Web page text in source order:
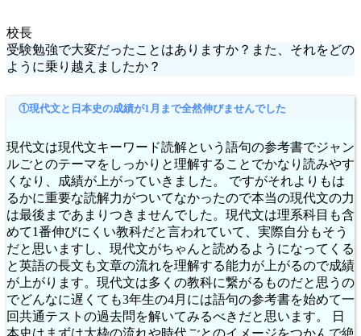
校長
受験勉強で大変だったことはありますか？また、それをどの
ように乗り越えましたか？
①現代文と日本史の成績が1月まで全然伸びませんでした
現代文は現代文キーワード読解という語句の参考書でジャン
ルごとのテーマをしっかりと理解することでかなり読みやす
くなり、成績が上がっていきました。 ですがそれよりもは
るかに重要な読解力がついてなかったので本当の現代文の力
は最後まであまりつきませんでした。現代文は理系科目も含
めて1番伸びにくい教科だと言われていて、実際自分もそう
だと思いますし、現代文がちゃんと読めるようになってくる
と英語の長文も文章の流れを理解する能力が上がるので成績
が上がります。現代文は多くの教科に繋がるものだと思うの
でどんなに遅くても3年生の4月には語句の参考書を始めて一
回共通テストの過去問を解いてみるべきだと思います。 日